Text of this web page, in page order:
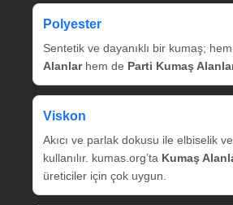
Polyester
Sentetik ve dayanıklı bir kumaş; hem
Alanlarhem de Parti Kumaş
Viskon
Akıcı ve parlak dokusu ile elbiselik
kullanılır. kumas.org’ta Kumaş
üreticiler için çok uygun.